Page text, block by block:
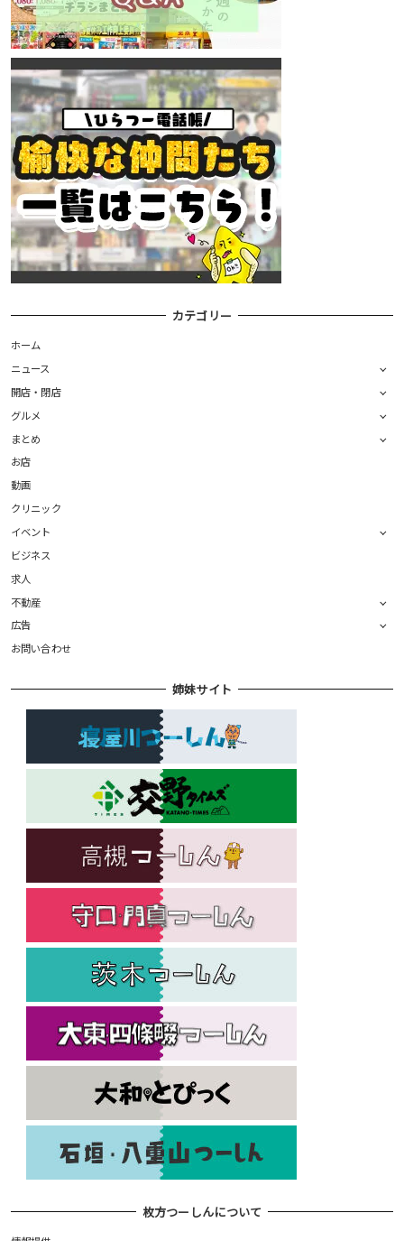
カテゴリー
ホーム
ニュース
開店・閉店
グルメ
まとめ
お店
動画
クリニック
イベント
ビジネス
求人
不動産
広告
お問い合わせ
姉妹サイト
枚方つーしんについて